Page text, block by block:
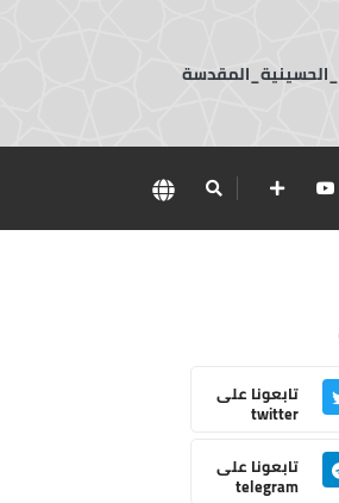
تابعونا على
twitter
تابعونا على
telegram